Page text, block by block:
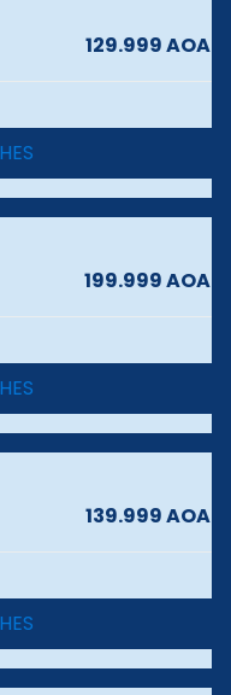
129.999 AOA
199.999 AOA
139.999 AOA